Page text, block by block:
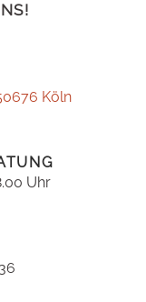
Köln
Uhr